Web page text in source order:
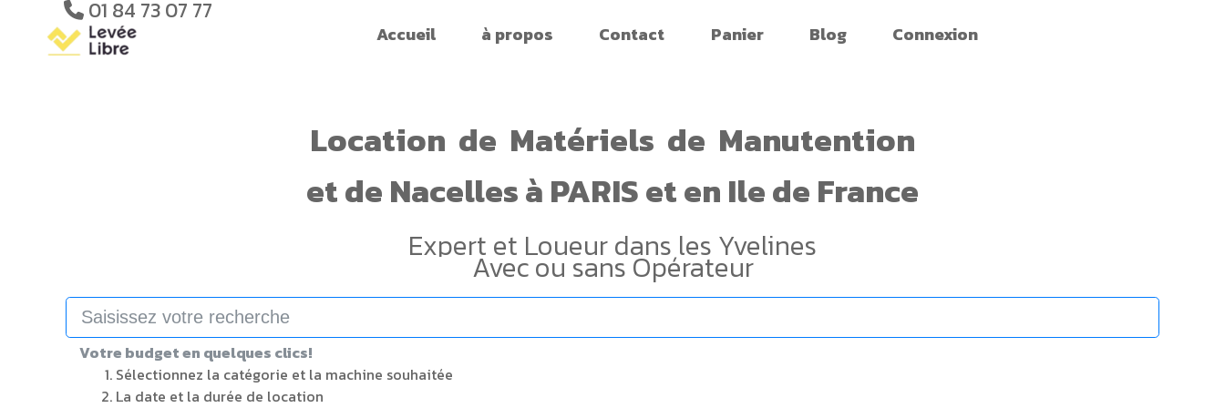
01 84 73 07 77
Accueil à propos Contact Panier Blog Connexion
Location de Matériels de Manutention
et deNacellesà PARISet en Ile de France
Expert et Loueur dans les Yvelines
Avec ou sans Opérateur
Votre budget en quelques clics!
Sélectionnez la catégorie et la machine souhaitée
La date et la durée de location